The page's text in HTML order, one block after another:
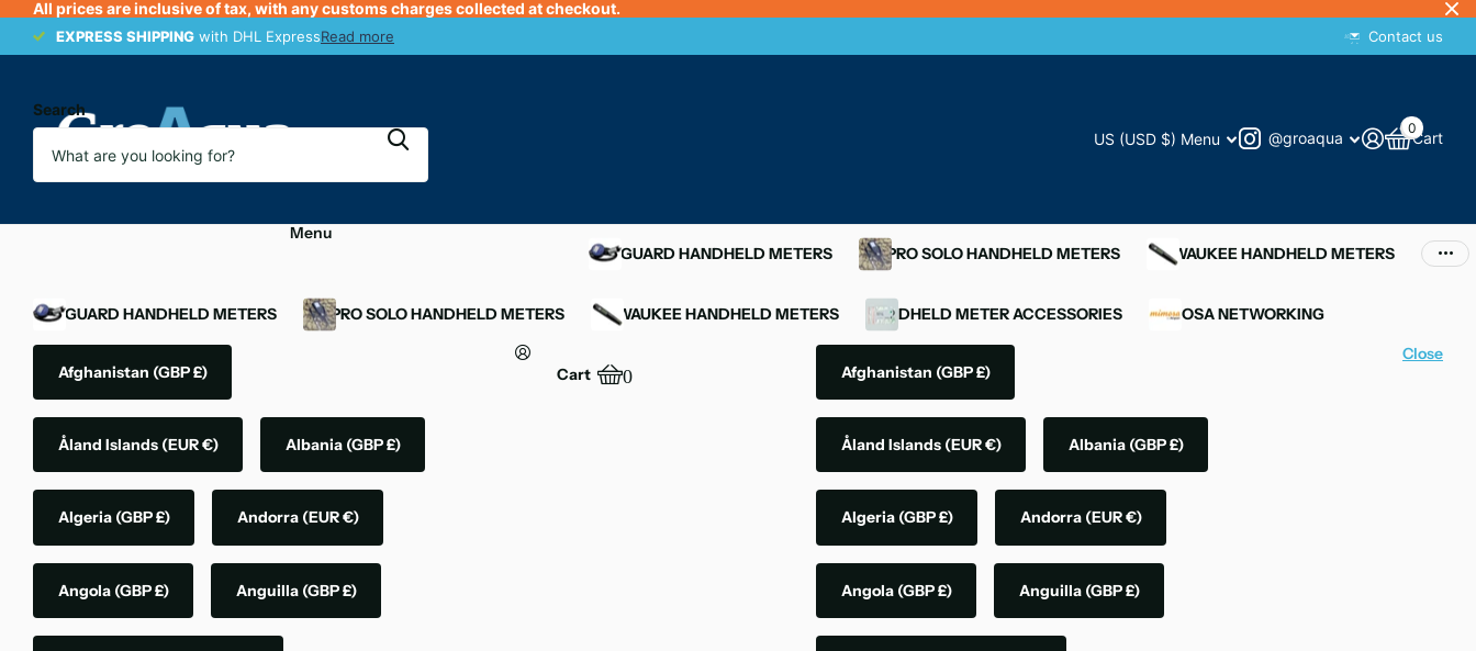
All prices are inclusive of tax, with any customs charges collected at checkout.
EXPRESS SHIPPING with DHL ExpressRead more
EXPRESS SHIPPING Contact us
Search
US (USD $) Menu @groaqua Cart
0
Menu
OXYGUARD HANDHELD METERS
YSI PRO SOLO HANDHELD METERS MILWAUKEE HANDHELD METERS
OXYGUARD HANDHELD METERS YSI PRO SOLO HANDHELD METERS MILWAUKEE HANDHELD METERS HANDHELD METER ACCESSORIES MIMOSA NETWORKING
Afghanistan (GBP £)
Åland Islands (EUR €) Albania (GBP £)
Algeria (GBP £) Andorra (EUR €)
Angola (GBP £) Anguilla (GBP £)
Cart 0 Afghanistan (GBP £)
Åland Islands (EUR €) Albania (GBP £)
Algeria (GBP £) Andorra (EUR €)
Angola (GBP £) Anguilla (GBP £)
Close